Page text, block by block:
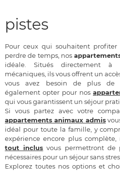
pistes
Pour ceux qui souhaitent
perdre de temps, nos
idéale. Situés directement à
mécaniques, ils vous offrent un
vous avez besoin de plus de
également opter pour nos
qui vous garantissent un séjour
Si vous partez avec votre
appartements animaux admis
idéal pour toute la famille, y
expérience encore plus complète,
tout inclus vous permettront de
nécessaires pour un séjour sans
Explorez toutes nos options et